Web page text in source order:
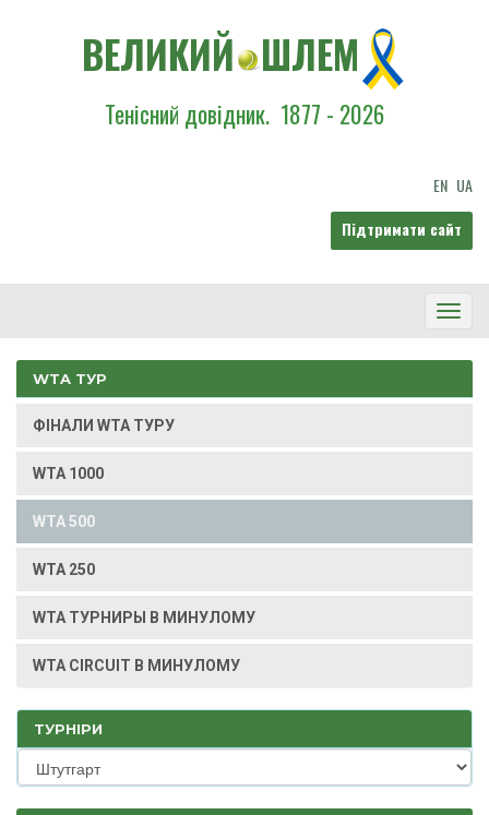
ВЕЛИКИЙ ШЛЕМ
Тенісний довідник. 1877 - 2026
EN UA
Підтримати сайт
WTA ТУР
ФІНАЛИ WTA ТУРУ
WTA 1000
WTA 500
WTA 250
WTA ТУРНИРЫ В МИНУЛОМУ
WTA CIRCUIT В МИНУЛОМУ
ТУРНІРИ